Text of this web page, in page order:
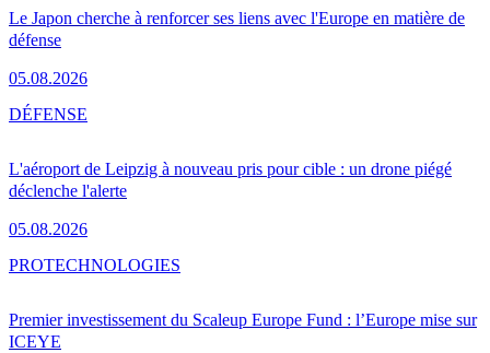
Le Japon cherche à renforcer ses liens avec l'Europe en matière de
défense
05.08.2026
L'aéroport de Leipzig à nouveau pris pour cible : un drone piégé
déclenche l'alerte
05.08.2026
DÉFENSE
Premier investissement du Scaleup Europe Fund : l’Europe mise sur
ICEYE
PROTECHNOLOGIES